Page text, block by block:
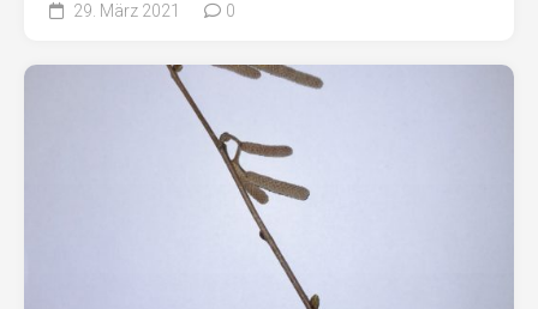
29. März 2021 0